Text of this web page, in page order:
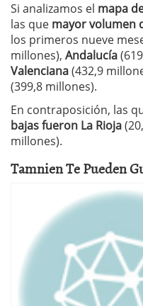
Si analizamos el mapa
las que mayor volumen
los primeros nueve
millones), Andalucía
Valenciana(432,9
(399,8 millones).
En contraposición, las
bajas fueron La Rioja
millones).
Tamnien Te Pueden